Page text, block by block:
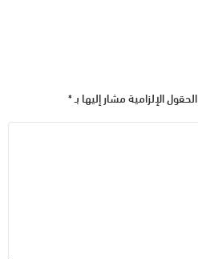
الحقول الإلزامية مشار إليها بـ*